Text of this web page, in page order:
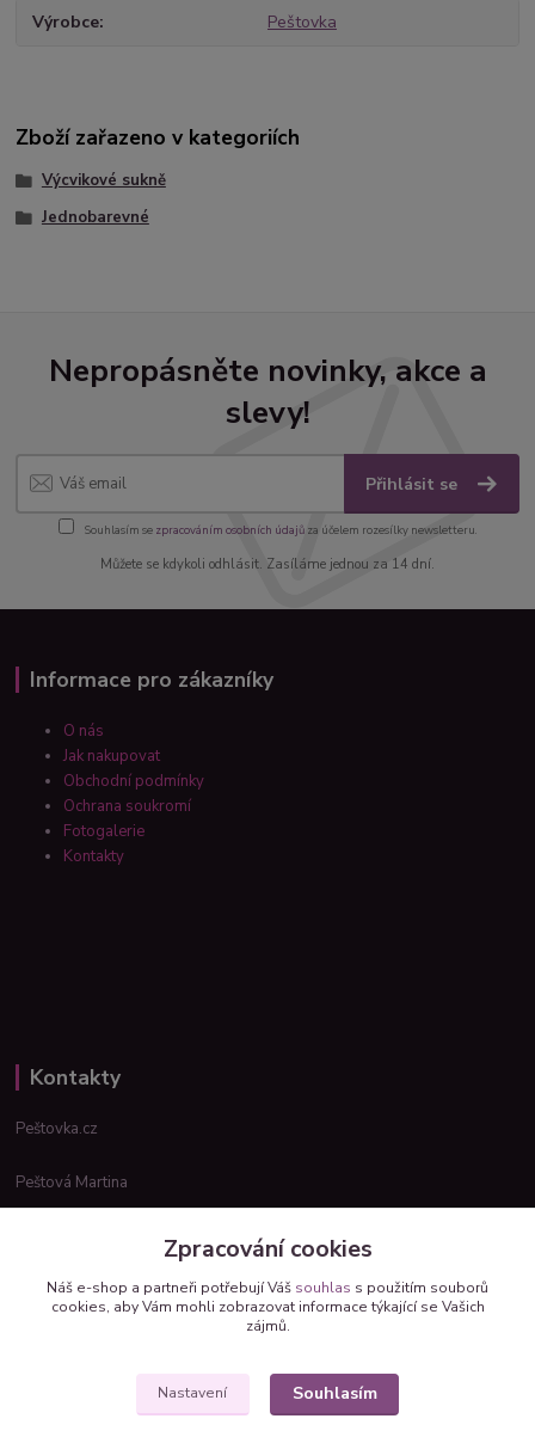
Výrobce Peštovka
Zboží zařazeno v kategoriích
Výcvikové sukně
Jednobarevné
Nepropásněte novinky, akce a
slevy!
Přihlásit se
Souhlasím se zpracováním osobních údajůza účelem rozesílky newsletteru.
Můžete se kdykoli odhlásit. Zasíláme jednou za 14 dní.
Informace pro zákazníky
O nás
Jak nakupovat
Obchodní podmínky
Ochrana soukromí
Fotogalerie
Kontakty
Kontakty
Peštovka.cz
Peštová Martina
Upravit sběr cookies.
Zpracování cookies
Náš e-shop a partneři potřebují Váš souhlas s použitím souborů
cookies, aby Vám mohli zobrazovat informace týkající se Vašich
zájmů.
Nastavení Souhlasím